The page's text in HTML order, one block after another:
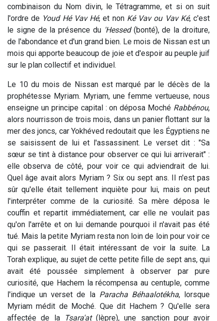
combinaison du Nom divin, le Tétragramme, et si on suit
l'ordre de Youd Hé Vav Hé, et non Ké Vav ou Vav Ké, c'est
le signe de la présence du 'Hessed(bonté), de la droiture,
de l'abondance et d'un grand bien. Le mois de Nissan est un
mois qui apporte beaucoup de joie et d'espoir au peuple juif
sur le plan collectif et individuel.
Le 10 du mois de Nissan est marqué par le décès de la
prophétesse Myriam. Myriam, une femme vertueuse, nous
enseigne un principe capital : on déposa Moché Rabbénou,
alors nourrisson de trois mois, dans un panier flottant sur la
mer des joncs, car Yokhéved redoutait que les Égyptiens ne
se saisissent de lui et l'assassinent. Le verset dit : "Sa
sœur se tint à distance pour observer ce qui lui arriverait" :
elle observa de côté, pour voir ce qui adviendrait de lui.
Quel âge avait alors Myriam ? Six ou sept ans. Il n'est pas
sûr qu'elle était tellement inquiète pour lui, mais on peut
l'interpréter comme de la curiosité. Sa mère déposa le
couffin et repartit immédiatement, car elle ne voulait pas
qu'on l'arrête et on lui demande pourquoi il n'avait pas été
tué. Mais la petite Myriam resta non loin de loin pour voir ce
qui se passerait. Il était intéressant de voir la suite. La
Torah explique, au sujet de cette petite fille de sept ans, qui
avait été poussée simplement à observer par pure
curiosité, que Hachem la récompensa au centuple, comme
l'indique un verset de la Paracha Béhaalotékha, lorsque
Myriam médit de Moché. Que dit Hachem ? Qu'elle sera
affectée de la
Tsara'at(lèpre), une sanction pour avoir